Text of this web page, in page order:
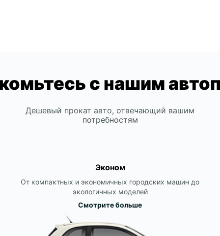
с нашим
Дешевый прокат авто, отвечающий вашим
потребностям
Эконом
От компактных и экономичных городских машин до
экологичных моделей
Смотрите больше